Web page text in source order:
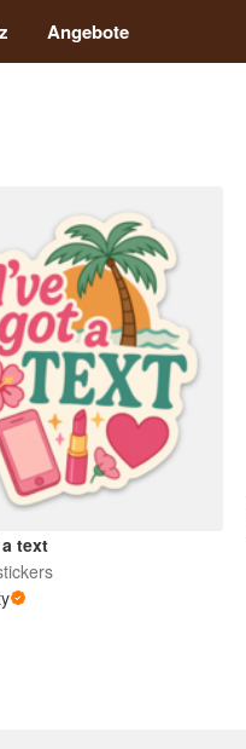
Angebote
text